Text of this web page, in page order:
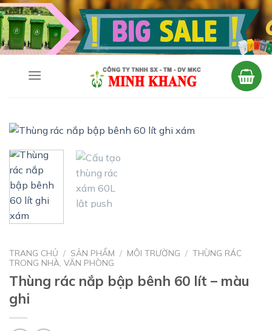
Skip
to
content
TRANG CHỦ / SẢN PHẨM / MÔI TRƯỜNG / THÙNG RÁC
TRONG NHÀ, VĂN PHÒNG
Thùng rác nắp bập bênh 60 lít – màu
ghi